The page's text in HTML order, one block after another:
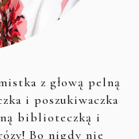
z głową pelną
i poszukiwaczka
biblioteczką i
Bo nigdy nie